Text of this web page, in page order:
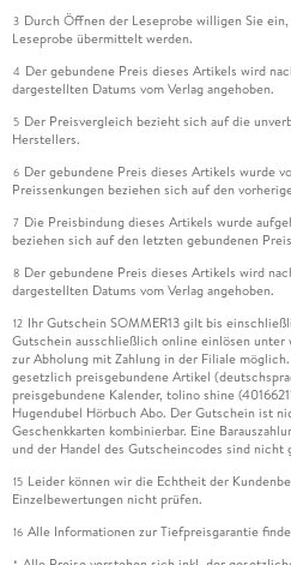
3 Durch Öffnen der Leseprobe willigen Sie
Leseprobe übermittelt werden.
4 Der gebundene Preis dieses Artikels wird
dargestellten Datums vom Verlag angehoben.
5 Der Preisvergleich bezieht sich auf die
Herstellers.
6 Der gebundene Preis dieses Artikels wurde
Preissenkungen beziehen sich auf den
7 Die Preisbindung dieses Artikels wurde
beziehen sich auf den letzten gebundenen
8 Der gebundene Preis dieses Artikels wird
dargestellten Datums vom Verlag angehoben.
12 Ihr Gutschein SOMMER13 gilt bis
Gutschein ausschließlich online einlösen
zur Abholung mit Zahlung in der Filiale
gesetzlich preisgebundene Artikel
preisgebundene Kalender, tolino shine
Hugendubel Hörbuch Abo. Der Gutschein ist
Geschenkkarten kombinierbar. Eine
und der Handel des Gutscheincodes sind nicht
15 Leider können wir die Echtheit der
Einzelbewertungen nicht prüfen.
16 Alle Informationen zur Tiefpreisgarantie